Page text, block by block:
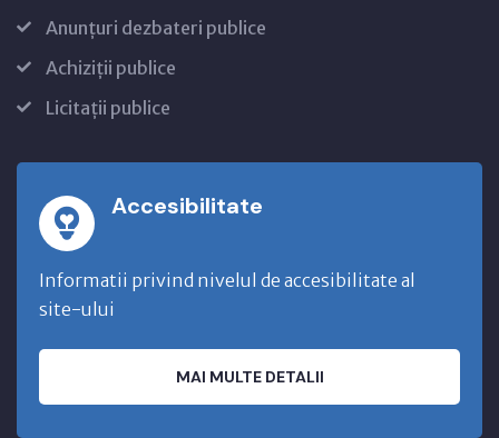
Anunțuri dezbateri publice
Achiziții publice
Licitații publice
Accesibilitate
Informatii privind nivelul de accesibilitate al
site-ului
MAI MULTE DETALII